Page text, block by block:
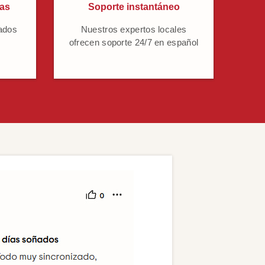
Soporte instantáneo
Nuestros expertos locales
ofrecen soporte 24/7 en español